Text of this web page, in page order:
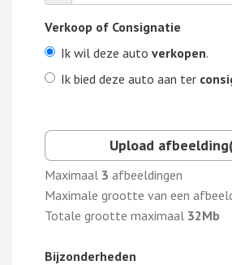
Verkoop of Consignatie
Ik wil deze auto verkopen.
Ik bied deze auto aan ter
Upload
Maximaal 3 afbeeldingen
Maximale grootte van een
Totale grootte maximaal 32Mb
Bijzonderheden